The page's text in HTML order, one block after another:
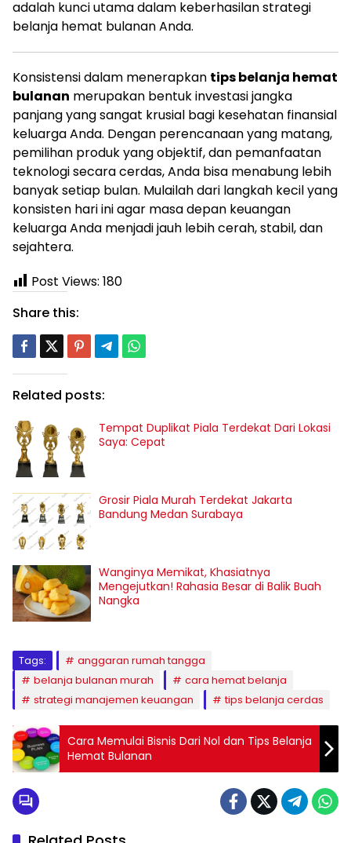
adalah kunci utama dalam keberhasilan strategi
belanja hemat bulanan Anda.
Konsistensi dalam menerapkan tips belanja hemat
bulanan merupakan bentuk investasi jangka
panjang yang sangat krusial bagi kesehatan finansial
keluarga Anda. Dengan perencanaan yang matang,
pemilihan produk yang objektif, dan pemanfaatan
teknologi secara cerdas, Anda bisa menabung lebih
banyak setiap bulan. Mulailah dari langkah kecil yang
konsisten hari ini agar masa depan keuangan
keluarga Anda menjadi jauh lebih cerah, stabil, dan
sejahtera.
Post Views: 180
Share this:
Related posts:
Tempat Duplikat Piala Terdekat Dari Lokasi
Saya: Cepat
Grosir Piala Murah Terdekat Jakarta
Bandung Medan Surabaya
Wanginya Memikat, Khasiatnya
Mengejutkan! Rahasia Besar di Balik Buah
Nangka
Tags:
anggaran rumah tangga
belanja bulanan murah
cara hemat belanja
strategi manajemen keuangan
tips belanja cerdas
Cara Memulai Bisnis Dari Nol dan Tips Belanja
Hemat Bulanan